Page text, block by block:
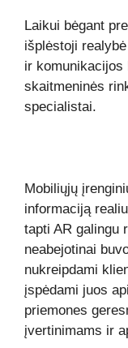
Laikui bėgant
išplėstoji
ir komunikacijos
skaitmeninės
specialistai.
Mobiliųjų
informaciją
tapti AR galingu
neabejotinai
nukreipdami
įspėdami juos
priemones
įvertinimams ir